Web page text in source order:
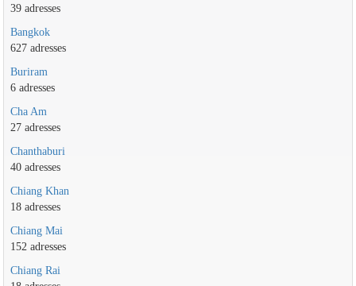
39 adresses
Bangkok
627 adresses
Buriram
6 adresses
Cha Am
27 adresses
Chanthaburi
40 adresses
Chiang Khan
18 adresses
Chiang Mai
152 adresses
Chiang Rai